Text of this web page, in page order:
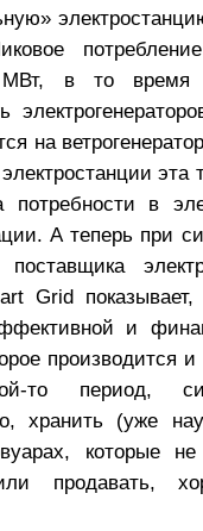
МВт, в то время
на
эта
потребности в
А теперь при
Grid показывает,
и
производится
то период,
хранить (уже
которые
продавать,